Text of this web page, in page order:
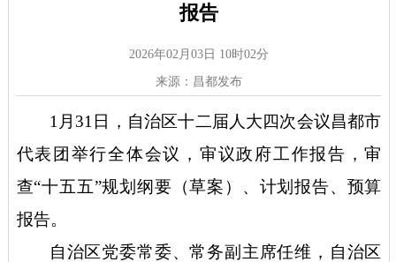
报告
2026年02月03日 10时02分
来源：昌都发布
1月31日，自治区十二届人大四次会议昌都市
代表团举行全体会议，审议政府工作报告，审
查“十五五”规划纲要（草案）、计划报告、预算
报告。
自治区党委常委、常务副主席任维，自治区